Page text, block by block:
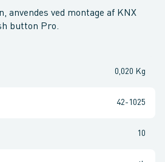
anvendes ved montage af KNX
button Pro.
0,020 Kg
42-1025
10